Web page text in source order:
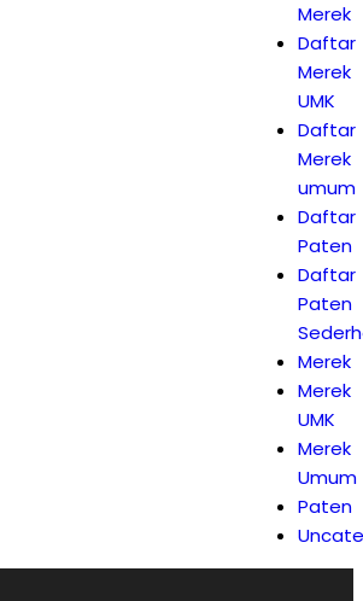
Merek
Daftar
Merek
UMK
Daftar
Merek
umum
Daftar
Paten
Daftar
Paten
Merek
Merek
UMK
Merek
Umum
Paten